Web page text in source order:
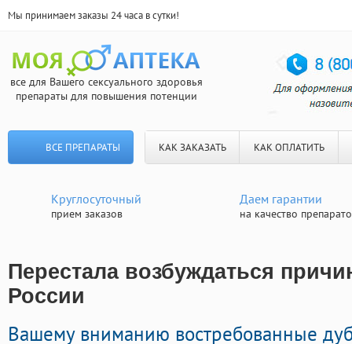
Мы принимаем заказы 24 часа в сутки!
все для Вашего сексуального здоровья
препараты для повышения потенции
ВСЕ ПРЕПАРАТЫ КАК ЗАКАЗАТЬ КАК ОПЛАТИТЬ
Круглосуточный
прием заказов
Даем гарантии
на качество
Перестала возбуждаться
России
Вашему вниманию востребованные